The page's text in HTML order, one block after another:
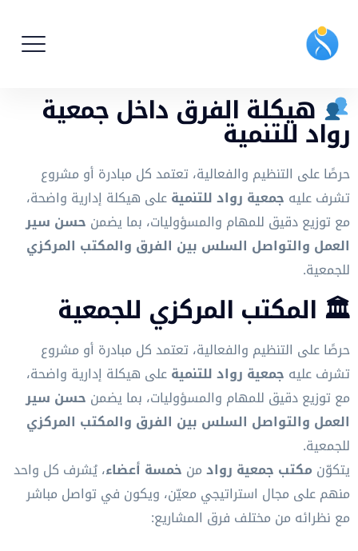
هيكلة الفرق داخل جمعية
رواد للتنمية
حرصًا على التنظيم والفعالية، تعتمد كل مبادرة أو مشروع
تشرف عليه جمعية رواد للتنميةعلى هيكلة إدارية واضحة،
مع توزيع دقيق للمهام والمسؤوليات، بما يضمن حسن سير
العمل والتواصل السلس بين الفرق والمكتب المركزي
للجمعية.
🏛 المكتب المركزي للجمعية
حرصًا على التنظيم والفعالية، تعتمد كل مبادرة أو مشروع
تشرف عليه جمعية رواد للتنميةعلى هيكلة إدارية واضحة،
مع توزيع دقيق للمهام والمسؤوليات، بما يضمن حسن سير
العمل والتواصل السلس بين الفرق والمكتب المركزي
للجمعية.
يتكوّن مكتب جمعية روادمن خمسة أعضاء، يُشرف كل واحد
منهم على مجال استراتيجي معيّن، ويكون في تواصل مباشر
مع نظرائه من مختلف فرق المشاريع: